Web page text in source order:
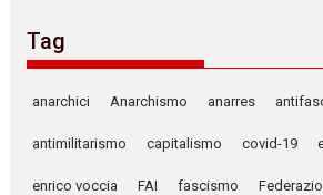
Tag
anarchici Anarchismo anarres
antimilitarismo capitalismo covid-19
enrico voccia FAI fascismo